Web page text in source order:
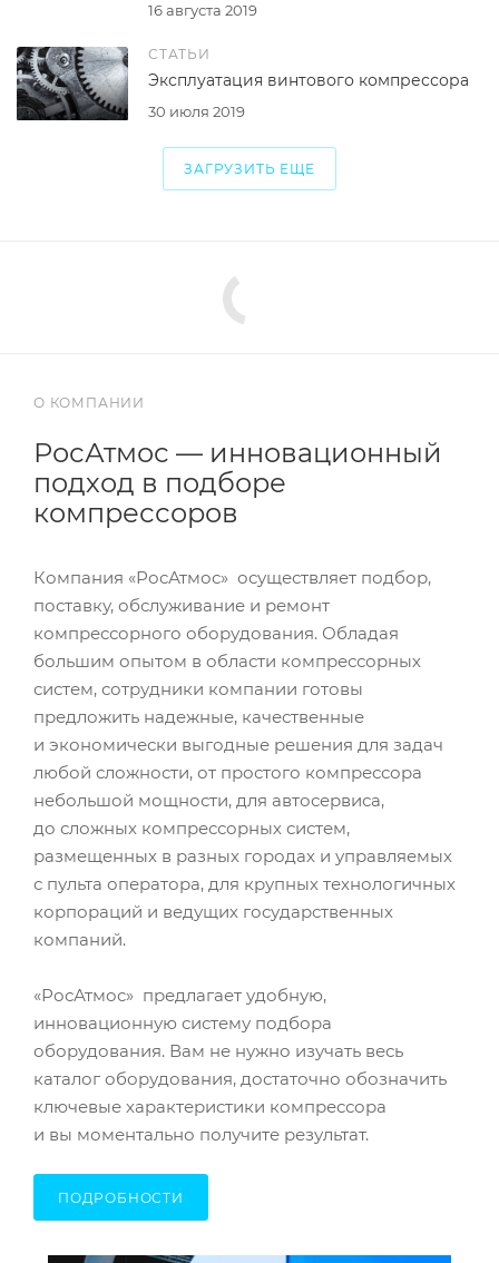
16 августа 2019
СТАТЬИ
30 июля 2019
Эксплуатация винтового компрессора
ЗАГРУЗИТЬ ЕЩЕ
О КОМПАНИИ
РосАтмос — инновационный
подход в подборе
компрессоров
Компания «РосАтмос» осуществляет подбор,
поставку, обслуживание и ремонт
компрессорного оборудования. Обладая
большим опытом в области компрессорных
систем, сотрудники компании готовы
предложить надежные, качественные
и экономически выгодные решения для задач
любой сложности, от простого компрессора
небольшой мощности, для автосервиса,
до сложных компрессорных систем,
размещенных в разных городах и управляемых
с пульта оператора, для крупных технологичных
корпораций и ведущих государственных
компаний.
«РосАтмос» предлагает удобную,
инновационную систему подбора
оборудования. Вам не нужно изучать весь
каталог оборудования, достаточно обозначить
ключевые характеристики компрессора
и вы моментально получите результат.
ПОДРОБНОСТИ